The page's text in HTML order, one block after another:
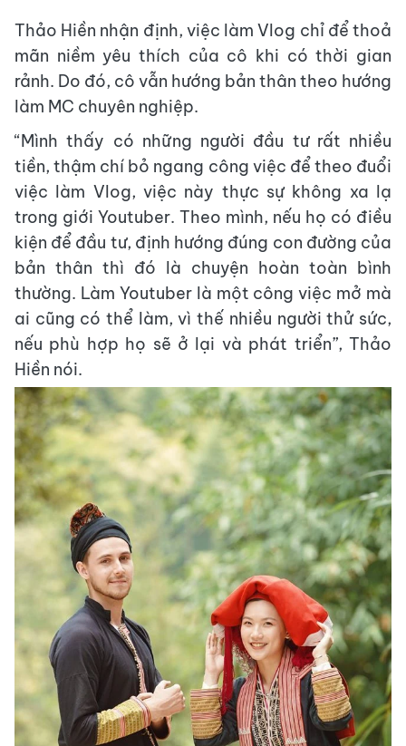
Thảo Hiền nhận định, việc làm Vlog chỉ để thoả
mãn niềm yêu thích của cô khi có thời gian
rảnh. Do đó, cô vẫn hướng bản thân theo hướng
làm MC chuyên nghiệp.
“Mình thấy có những người đầu tư rất nhiều
tiền, thậm chí bỏ ngang công việc để theo đuổi
việc làm Vlog, việc này thực sự không xa lạ
trong giới Youtuber. Theo mình, nếu họ có điều
kiện để đầu tư, định hướng đúng con đường của
bản thân thì đó là chuyện hoàn toàn bình
thường. Làm Youtuber là một công việc mở mà
ai cũng có thể làm, vì thế nhiều người thử sức,
nếu phù hợp họ sẽ ở lại và phát triển”, Thảo
Hiền nói.